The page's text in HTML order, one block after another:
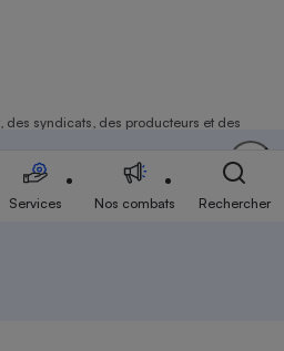
nous comptons sur
votre
des syndicats, des producteurs et des
Services Nos combats Rechercher